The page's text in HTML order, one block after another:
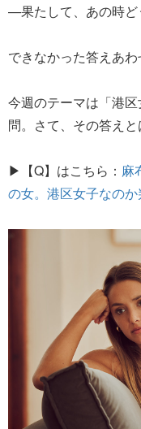
—果たして、あの時ど
できなかった答えあわ
今週のテーマは「港
問。さて、その答えと
▶【Q】はこちら： 麻
の女。港区女子なの